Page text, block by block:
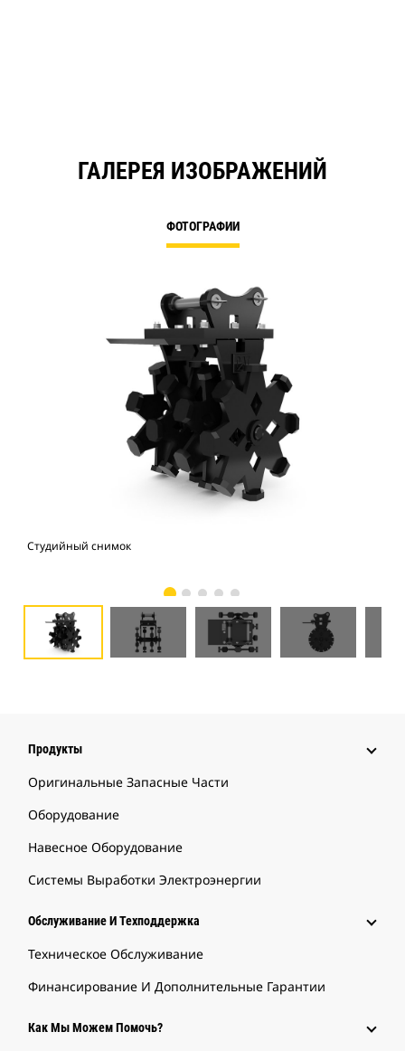
ГАЛЕРЕЯ ИЗОБРАЖЕНИЙ
ФОТОГРАФИИ
Студийный снимок
Продукты
Оригинальные Запасные Части
Оборудование
Навесное Оборудование
Системы Выработки Электроэнергии
Обслуживание И Техподдержка
Техническое Обслуживание
Финансирование И Дополнительные Гарантии
Как Мы Можем Помочь?